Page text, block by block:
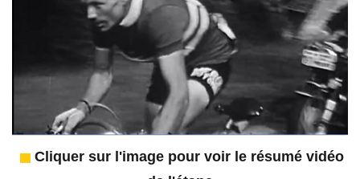
Cliquer sur l'image pour voir le résumé vidéo